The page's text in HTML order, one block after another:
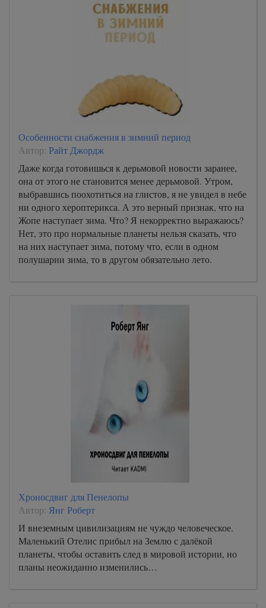
Особенности снабжения в зимний период
Автор: Райт Джордж
Даже когда готовишься к дерьмовой новости заранее,
она от этого не становится менее дерьмовой. Утром,
выбравшись поохотиться на глистов, я не увидел в небе
ни одного хероптерикса. А это верный признак, что на
Жопе наступает зима. Что? Я некорректно выражаюсь?
Нет, это про нормальные планеты нельзя сказать, что
на них наступает зима, потому что, если в одном
полушарии зима, то в другом обязательно лето.
Хроносдвиг для Пенелопы
Автор: Янг Роберт
И внеземным цивилизациям не чуждо человеческое.
Маленький Отелис прибыл на Землю с далёкой
планеты, чтобы оставить след в мировой истории, но
планы неожиданно изменились…